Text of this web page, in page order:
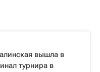
вышла в
турнира в